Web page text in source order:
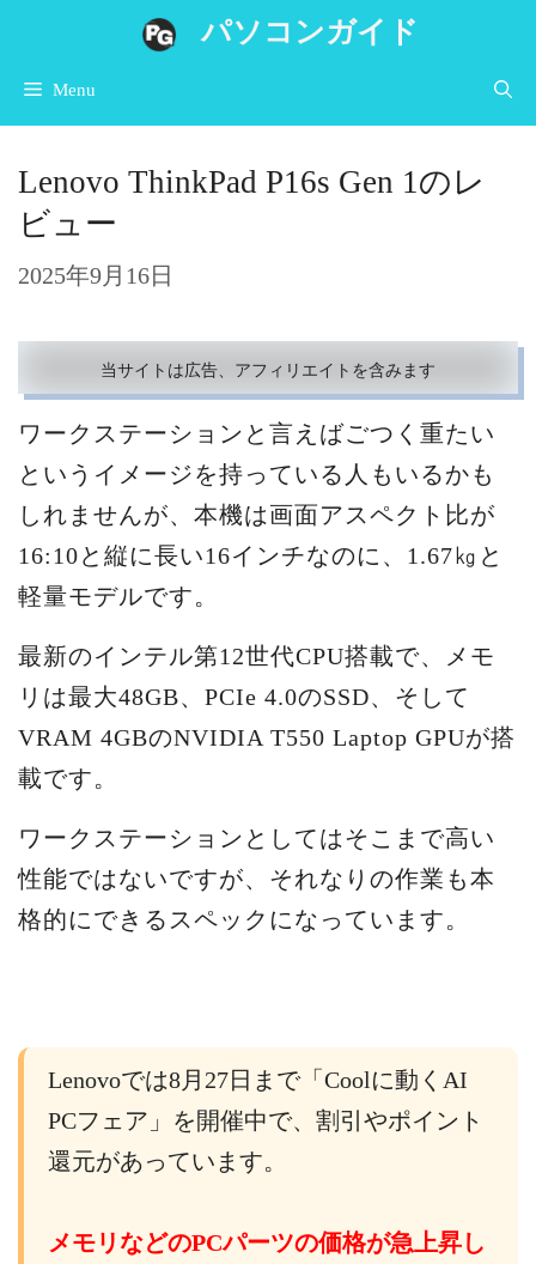
ス
ッ
パソコンガイド
Menu
Lenovo ThinkPad P16s Gen 1のレ
ビュー
2025年9月16日
当サイトは広告、アフィリエイトを含みます
ワークステーションと言えばごつく重たい
というイメージを持っている人もいるかも
しれませんが、本機は画面アスペクト比が
16:10と縦に長い16インチなのに、1.67㎏と
軽量モデルです。
最新のインテル第12世代CPU搭載で、メモ
リは最大48GB、PCIe 4.0のSSD、そして
VRAM 4GBのNVIDIA T550 Laptop GPUが搭
載です。
ワークステーションとしてはそこまで高い
性能ではないですが、それなりの作業も本
格的にできるスペックになっています。
Lenovoでは8月27日まで「Coolに動くAI
PCフェア」を開催中で、割引やポイント
還元があっています。
メモリなどのPCパーツの価格が急上昇し